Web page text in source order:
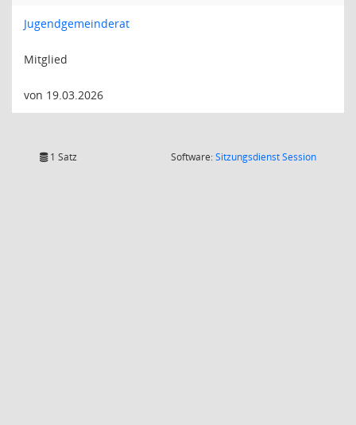
Jugendgemeinderat
Mitglied
von 19.03.2026
1 Satz Software:SitzungsdienstSession(Wird in